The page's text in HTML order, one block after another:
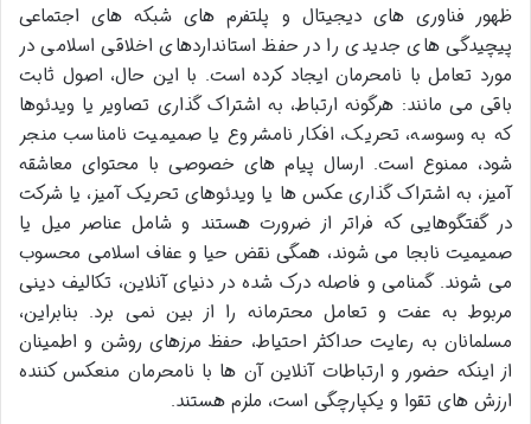
ظهور فناوری های دیجیتال و پلتفرم های شبکه های اجتماعی
پیچیدگی های جدیدی را در حفظ استانداردهای اخلاقی اسلامی در
مورد تعامل با نامحرمان ایجاد کرده است. با این حال، اصول ثابت
باقی می مانند: هرگونه ارتباط، به اشتراک گذاری تصاویر یا ویدئوها
که به وسوسه، تحریک، افکار نامشروع یا صمیمیت نامناسب منجر
شود، ممنوع است. ارسال پیام های خصوصی با محتوای معاشقه
آمیز، به اشتراک گذاری عکس ها یا ویدئوهای تحریک آمیز، یا شرکت
در گفتگوهایی که فراتر از ضرورت هستند و شامل عناصر میل یا
صمیمیت نابجا می شوند، همگی نقض حیا و عفاف اسلامی محسوب
می شوند. گمنامی و فاصله درک شده در دنیای آنلاین، تکالیف دینی
مربوط به عفت و تعامل محترمانه را از بین نمی برد. بنابراین،
مسلمانان به رعایت حداکثر احتیاط، حفظ مرزهای روشن و اطمینان
از اینکه حضور و ارتباطات آنلاین آن ها با نامحرمان منعکس کننده
ارزش های تقوا و یکپارچگی است، ملزم هستند.